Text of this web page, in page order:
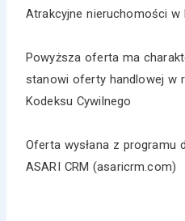
Atrakcyjne nieruchomości w
Powyższa oferta ma
stanowi oferty handlowej w
Kodeksu Cywilnego
Oferta wysłana z programu
ASARI CRM (asaricrm.com)